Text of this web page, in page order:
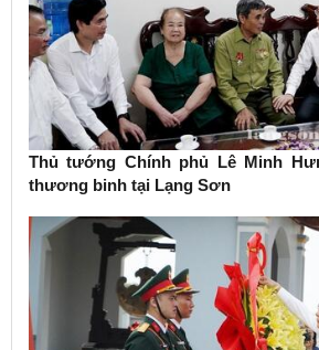
Thủ tướng Chính phủ Lê Minh
thương binh tại Lạng Sơn